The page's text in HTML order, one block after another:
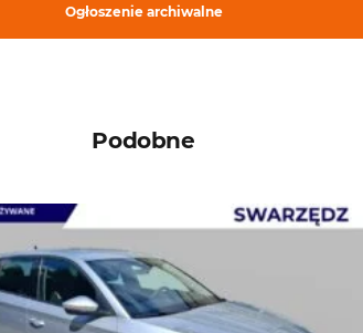
Ogłoszenie archiwalne
Podobne